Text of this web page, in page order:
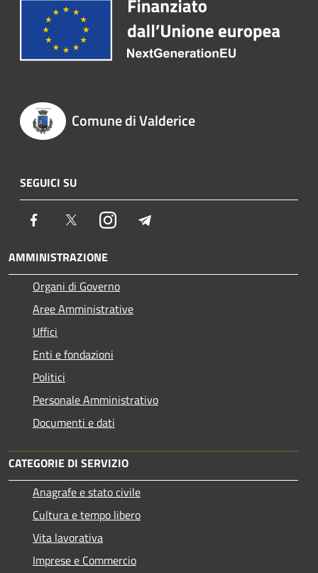
Comune di Valderice
SEGUICI SU
Facebook TwitterInstagram
AMMINISTRAZIONE
Organi di Governo
Aree Amministrative
Uffici
Enti e fondazioni
Politici
Personale Amministrativo
Documenti e dati
CATEGORIE DI SERVIZIO
Anagrafe e stato civile
Cultura e tempo libero
Vita lavorativa
Imprese e Commercio